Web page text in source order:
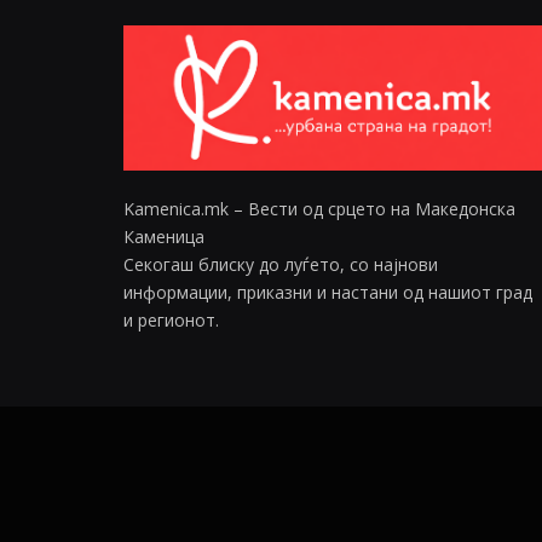
Kamenica.mk – Вести од срцето на Македонска
Каменица
Секогаш блиску до луѓето, со најнови
информации, приказни и настани од нашиот град
и регионот.